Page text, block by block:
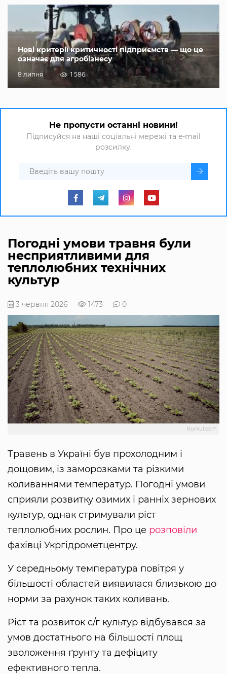
Нові критерії критичності підприємств — що це
означає для агробізнесу
8 липня 1 586
Не пропусти останні новини!
Підписуйся на наші соціальні мережі та e-mail
розсилку.
Погодні умови травня були
несприятливими для
теплолюбних технічних
культур
3 червня 2026 1473 0
Kurkul.com
Травень в Україні був прохолодним і
дощовим, із заморозками та різкими
коливаннями температур. Погодні умови
сприяли розвитку озимих і ранніх зернових
культур, однак стримували ріст
теплолюбних рослин. Про це розповіли
фахівці Укргідрометцентру.
У середньому температура повітря у
більшості областей виявилася близькою до
норми за рахунок таких коливань.
Ріст та розвиток с/г культур відбувався за
умов достатнього на більшості площ
зволоження ґрунту та дефіциту
ефективного тепла.